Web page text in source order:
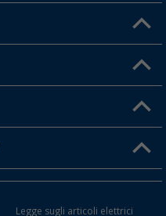
Legge sugli articoli elettrici